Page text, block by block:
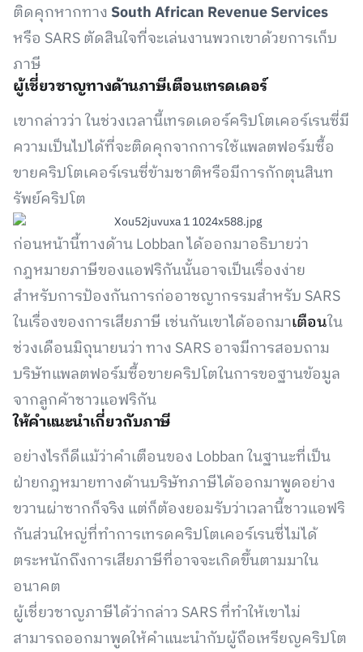
ติดคุกหากทาง South African Revenue Services
หรือ SARS ตัดสินใจที่จะเล่นงานพวกเขาด้วยการเก็บ
ภาษี
ผู้เชี่ยวชาญทางด้านภาษีเตือนเทรดเดอร์
เขากล่าวว่า ในช่วงเวลานี้เทรดเดอร์คริปโตเคอร์เรนซี่มี
ความเป็นไปได้ที่จะติดคุกจากการใช้แพลตฟอร์มซื้อ
ขายคริปโตเคอร์เรนซี่ข้ามชาติหรือมีการกักตุนสินท
รัพย์คริปโต
ก่อนหน้านี้ทางด้าน Lobban ได้ออกมาอธิบายว่า
กฎหมายภาษีของแอฟริกันนั้นอาจเป็นเรื่องง่าย
สำหรับการป้องกันการก่ออาชญากรรมสำหรับ SARS
ในเรื่องของการเสียภาษี เช่นกันเขาได้ออกมาเตือนใน
ช่วงเดือนมิถุนายนว่า ทาง SARS อาจมีการสอบถาม
บริษัทแพลตฟอร์มซื้อขายคริปโตในการขอฐานข้อมูล
จากลูกค้าชาวแอฟริกัน
ให้คำแนะนำเกี่ยวกับภาษี
อย่างไรก็ดีแม้ว่าคำเตือนของ Lobban ในฐานะที่เป็น
ฝ่ายกฎหมายทางด้านบริษัทภาษีได้ออกมาพูดอย่าง
ขวานผ่าซากก็จริง แต่ก็ต้องยอมรับว่าเวลานี้ชาวแอฟริ
กันส่วนใหญ่ที่ทำการเทรดคริปโตเคอร์เรนซี่ไม่ได้
ตระหนักถึงการเสียภาษีที่อาจจะเกิดขึ้นตามมาใน
อนาคต
ผู้เชี่ยวชาญภาษีได้ว่ากล่าว SARS ที่ทำให้เขาไม่
สามารถออกมาพูดให้คำแนะนำกับผู้ถือเหรียญคริปโต